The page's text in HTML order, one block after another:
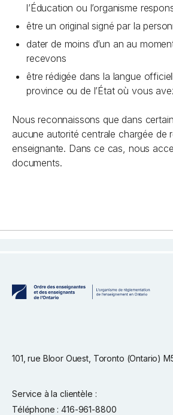
l’Éducation ou l’organisme
être un original signé par la
dater de moins d’un an au
recevons
être rédigée dans la langue
province ou de l’État où vous
Nous reconnaissons que dans
aucune autorité centrale chargée de
enseignante. Dans ce cas, nous
documents.
101, rue Bloor Ouest, Toronto (Ontario)
Service à la clientèle :
Téléphone : 416-961-8800